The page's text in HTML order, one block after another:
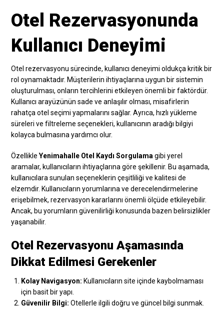
Otel Rezervasyonunda
Kullanıcı Deneyimi
Otel rezervasyonu sürecinde, kullanıcı deneyimi oldukça kritik bir
rol oynamaktadır. Müşterilerin ihtiyaçlarına uygun bir sistemin
oluşturulması, onların tercihlerini etkileyen önemli bir faktördür.
Kullanıcı arayüzünün sade ve anlaşılır olması, misafirlerin
rahatça otel seçimi yapmalarını sağlar. Ayrıca, hızlı yükleme
süreleri ve filtreleme seçenekleri, kullanıcının aradığı bilgiyi
kolayca bulmasına yardımcı olur.
ÖzellikleYenimahalle Otel Kaydı Sorgulama gibi yerel
aramalar, kullanıcıların ihtiyaçlarına göre şekillenir. Bu aşamada,
kullanıcılara sunulan seçeneklerin çeşitliliği ve kalitesi de
elzemdir. Kullanıcıların yorumlarına ve derecelendirmelerine
erişebilmek, rezervasyon kararlarını önemli ölçüde etkileyebilir.
Ancak, bu yorumların güvenilirliği konusunda bazen belirsizlikler
yaşanabilir.
Otel Rezervasyonu Aşamasında
Dikkat Edilmesi Gerekenler
Kolay Navigasyon: Kullanıcıların site içinde kaybolmaması
için basit bir yapı.
Güvenilir Bilgi: Otellerle ilgili doğru ve güncel bilgi sunmak.